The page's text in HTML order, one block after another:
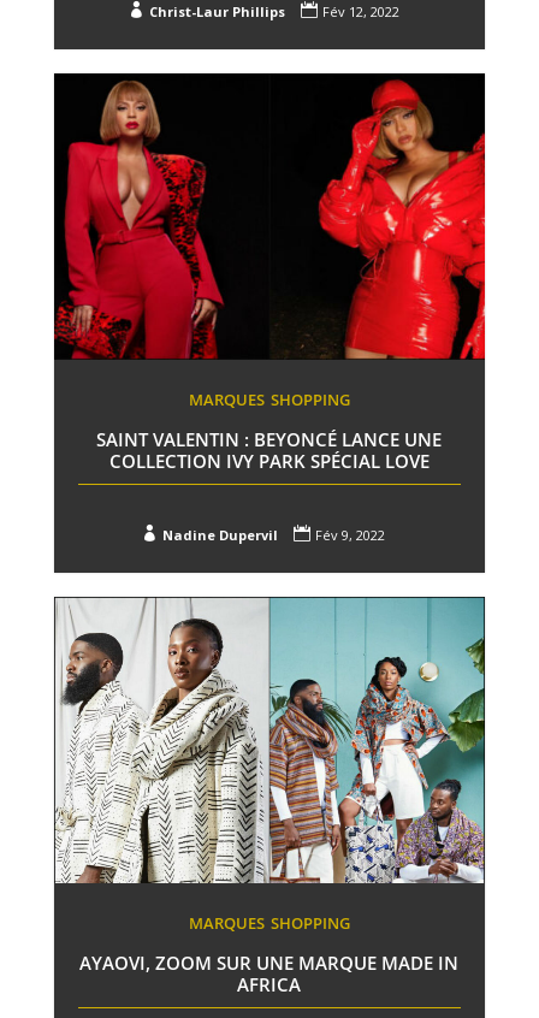
 Christ-Laur Phillips  Fév 12, 2022
MARQUES SHOPPING
SAINT VALENTIN : BEYONCÉ LANCE UNE
COLLECTION IVY PARK SPÉCIAL LOVE
 Nadine Dupervil  Fév 9, 2022
MARQUES SHOPPING
AYAOVI, ZOOM SUR UNE MARQUE MADE IN
AFRICA